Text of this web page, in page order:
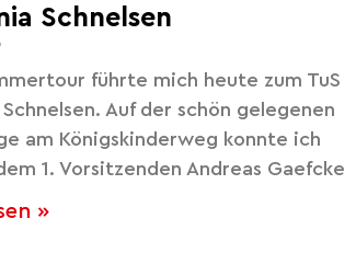
Schnelsen
führte mich heute zum TuS
Auf der schön gelegenen
am Königskinderweg konnte ich
1. Vorsitzenden Andreas Gaefcke
»